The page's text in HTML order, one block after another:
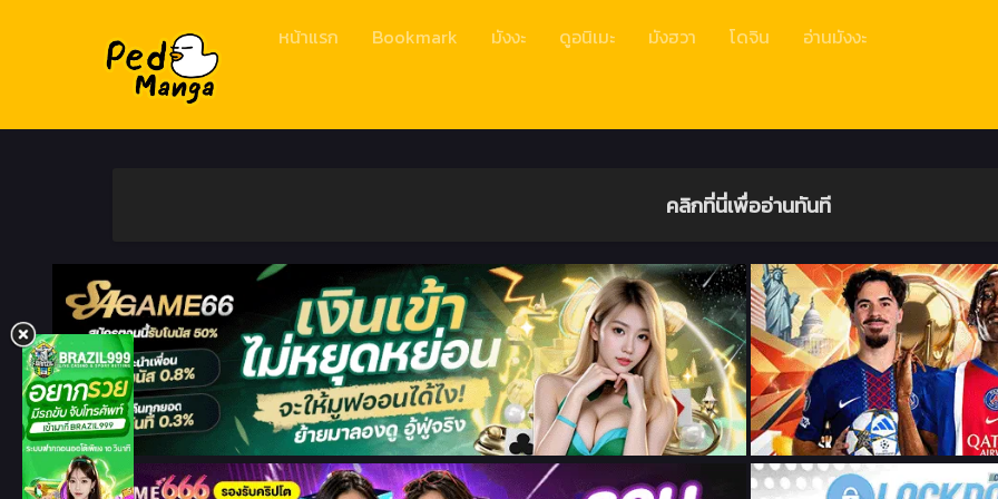
หน้าแรก Bookmark มังงะ ดูอนิเมะ มังฮวา โดจิน อ่านมังงะ
คลิกที่นี่เพื่ออ่านทันที